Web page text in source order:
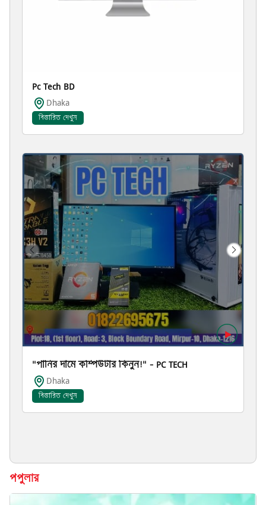
Pc Tech BD
Dhaka
বিস্তারিত দেখুন
"পানির দামে কম্পিউটার কিনুন!" – PC TECH
Dhaka
বিস্তারিত দেখুন
পপুলার